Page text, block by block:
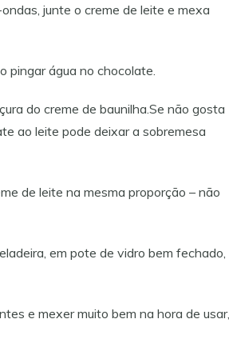
junte o creme de leite e mexa
pingar água no chocolate.
do creme de baunilha.Se não gosta
ao leite pode deixar a sobremesa
de leite na mesma proporção – não
em pote de vidro bem fechado,
e mexer muito bem na hora de usar,